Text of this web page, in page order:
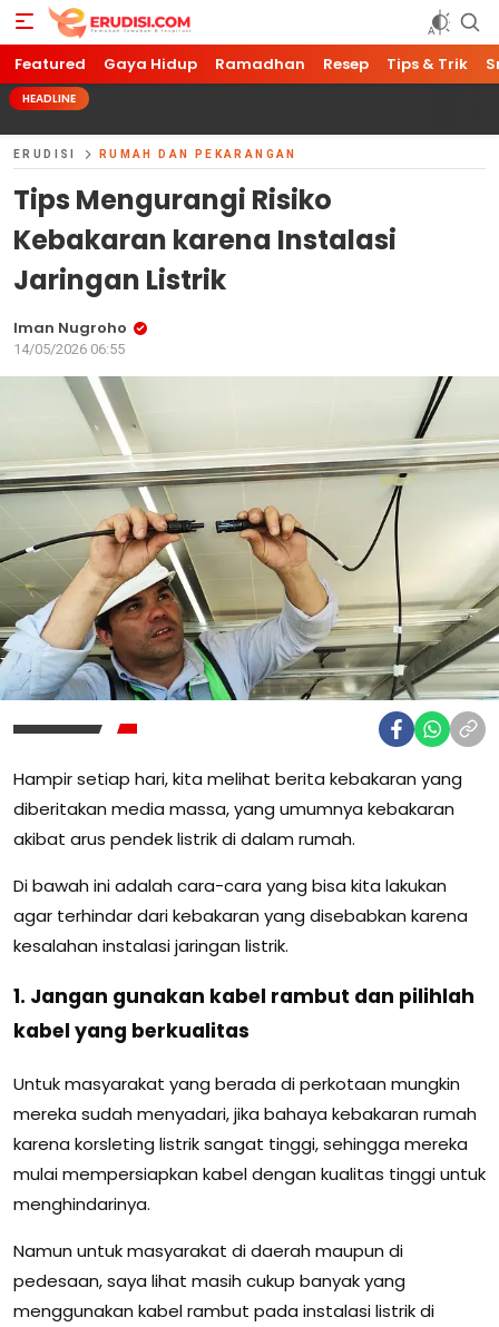
Featured Gaya Hidup Ramadhan Resep Tips & Trik
HEADLINE
ERUDISI RUMAH DAN PEKARANGAN
Tips Mengurangi Risiko
Kebakaran karena Instalasi
Jaringan Listrik
Iman Nugroho
14/05/2026 06:55
Hampir setiap hari, kita melihat berita kebakaran yang
diberitakan media massa, yang umumnya kebakaran
akibat arus pendek listrik di dalam rumah.
Di bawah ini adalah cara-cara yang bisa kita lakukan
agar terhindar dari kebakaran yang disebabkan karena
kesalahan instalasi jaringan listrik.
1. Jangan gunakan kabel rambut dan pilihlah
kabel yang berkualitas
Untuk masyarakat yang berada di perkotaan mungkin
mereka sudah menyadari, jika bahaya kebakaran rumah
karena korsleting listrik sangat tinggi, sehingga mereka
mulai mempersiapkan kabel dengan kualitas tinggi untuk
menghindarinya.
Namun untuk masyarakat di daerah maupun di
pedesaan, saya lihat masih cukup banyak yang
menggunakan kabel rambut pada instalasi listrik di